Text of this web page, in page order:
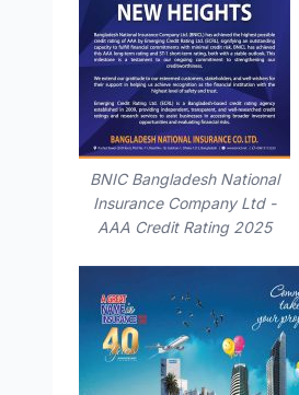
BNIC Bangladesh National
Insurance Company Ltd -
AAA Credit Rating 2025